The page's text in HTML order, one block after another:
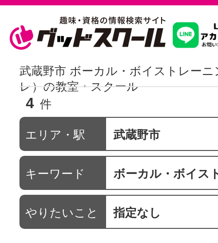
習いたいこ
駅・路線か
通信講座を
武蔵野市 ボーカル・ボイストレー
レ）の教室・スクール
4 件
エリア・駅 武蔵野市
キーワード ボーカル・ボイストレーニング
やりたいこと 指定なし